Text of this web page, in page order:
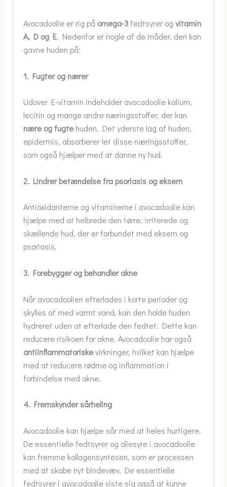
Avocadoolie er rig på omega-3 fedtsyrer ogvitamin
A, D og E. Nedenfor er nogle af de måder, den kan
gavne huden på:
1. Fugter og nærer
Udover E-vitamin indeholder avocadoolie kalium,
lecitin og mange andre næringsstoffer, der kan
nære og fugte huden. Det yderste lag af huden,
epidermis, absorberer let disse næringsstoffer,
som også hjælper med at danne ny hud.
2. Lindrer betændelse fra psoriasis og eksem
Antioxidanterne og vitaminerne i avocadoolie kan
hjælpe med at helbrede den tørre, irriterede og
skællende hud, der er forbundet med eksem og
psoriasis.
3. Forebygger og behandler akne
Når avocadoolien efterlades i korte perioder og
skylles af med varmt vand, kan den holde huden
hydreret uden at efterlade den fedtet. Dette kan
reducere risikoen for akne. Avocadoolie har også
antiinflammatoriskevirkninger, hvilket kan hjælpe
med at reducere rødme og inflammation i
forbindelse med akne.
4. Fremskynder sårheling
Avocadoolie kan hjælpe sår med at heles hurtigere.
De essentielle fedtsyrer og oliesyre i avocadoolie
kan fremme kollagensyntesen, som er processen
med at skabe nyt bindevæv. De essentielle
fedtsyrer i avocadoolie viste sig også at kunne